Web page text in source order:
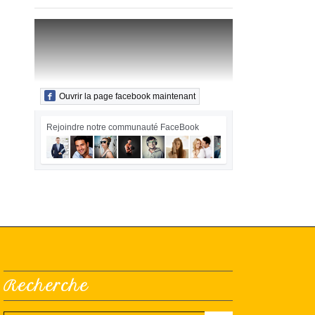
Ouvrir la page facebook maintenant
Rejoindre notre communauté FaceBook
Recherche